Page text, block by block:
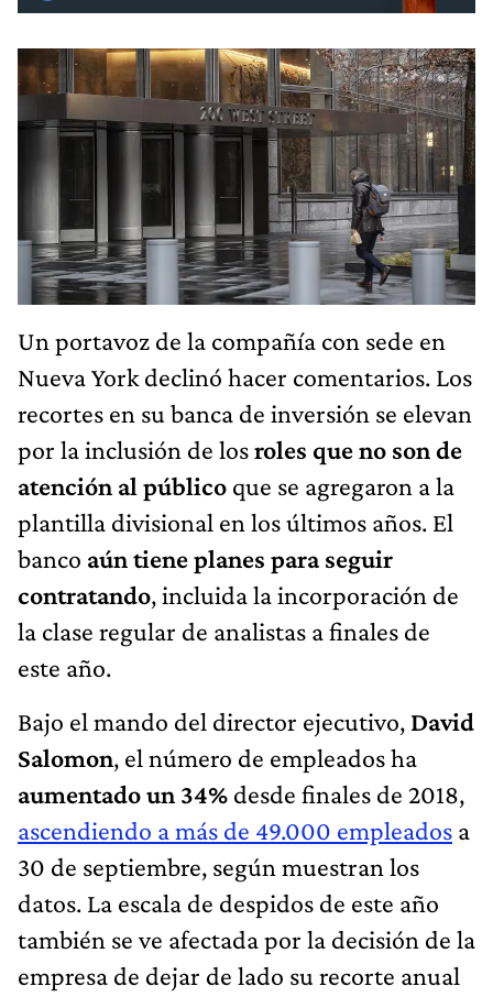
Un portavoz de la compañía con sede en
Nueva York declinó hacer comentarios. Los
recortes en su banca de inversión se elevan
por la inclusión de losroles que no son de
atención al público que se agregaron a la
plantilla divisional en los últimos años. El
banco aún tiene planes para seguir
contratando, incluida la incorporación de
la clase regular de analistas a finales de
este año.
Bajo el mando del director ejecutivo, David
Salomon, el número de empleados ha
aumentado un 34% desde finales de 2018,
ascendiendo a más de 49.000 empleados a
30 de septiembre, según muestran los
datos. La escala de despidos de este año
también se ve afectada por la decisión de la
empresa de dejar de lado su recorte anual